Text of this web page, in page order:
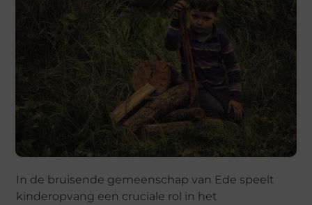
In de bruisende gemeenschap van Ede speelt
kinderopvang een cruciale rol in het